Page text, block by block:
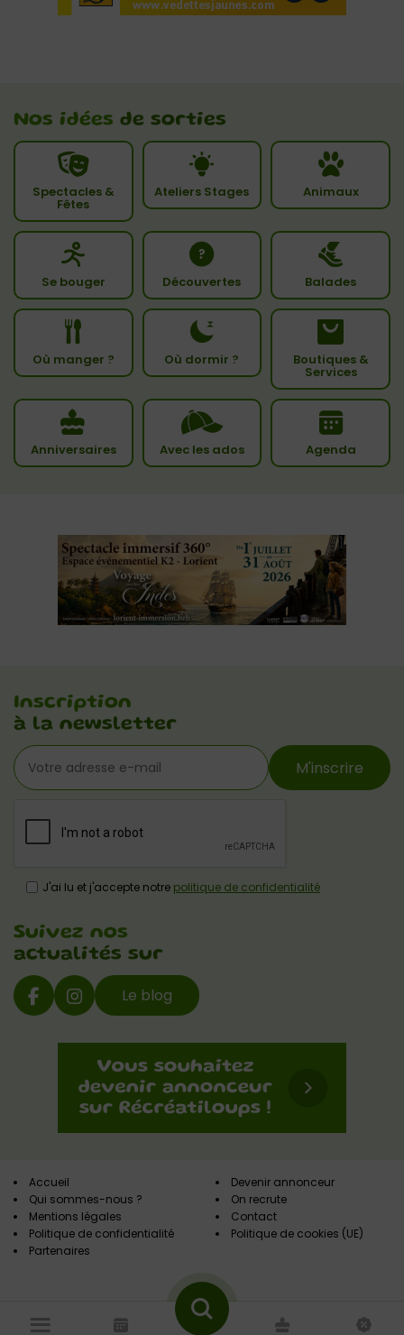
Nos idées de sorties
Spectacles &
Fêtes
Ateliers Stages Animaux
Se bouger Découvertes Balades
Où manger ? Où dormir ? Boutiques &
Services
Anniversaires Avec les ados Agenda
Inscription
à la newsletter
M'inscrire
J'ai lu et j'accepte notre politique de confidentialité
Suivez nos
actualités sur
Le blog
Accueil
Qui sommes-nous ?
Mentions légales
Politique de confidentialité
Partenaires
Devenir annonceur
On recrute
Contact
Politique de cookies (UE)